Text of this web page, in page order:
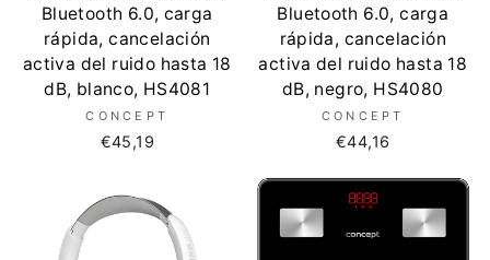
Bluetooth 6.0, carga
rápida, cancelación
activa del ruido hasta 18
dB, blanco, HS4081
CONCEPT
€45,19
Bluetooth 6.0, carga
rápida, cancelación
activa del ruido hasta 18
dB, negro, HS4080
CONCEPT
€44,16